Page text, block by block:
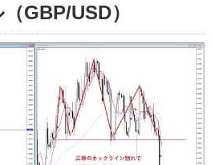
GBP/USD）